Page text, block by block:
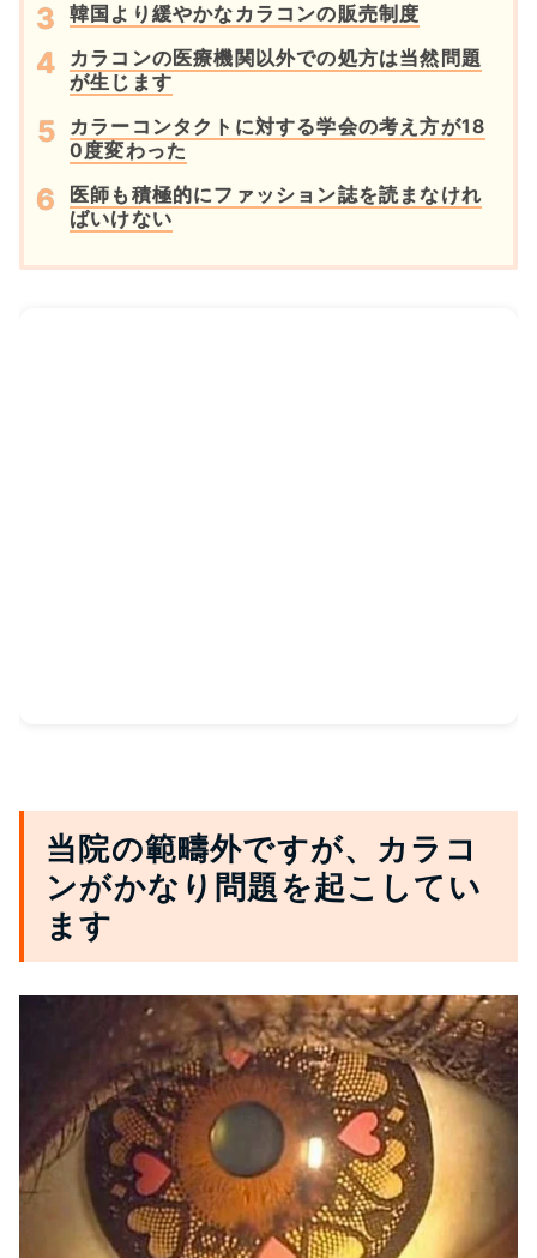
韓国より緩やかなカラコンの販売制度
カラコンの医療機関以外での処方は当然問題
が生じます
カラーコンタクトに対する学会の考え方が18
0度変わった
医師も積極的にファッション誌を読まなけれ
ばいけない
当院の範疇外ですが、カラコ
ンがかなり問題を起こしてい
ます